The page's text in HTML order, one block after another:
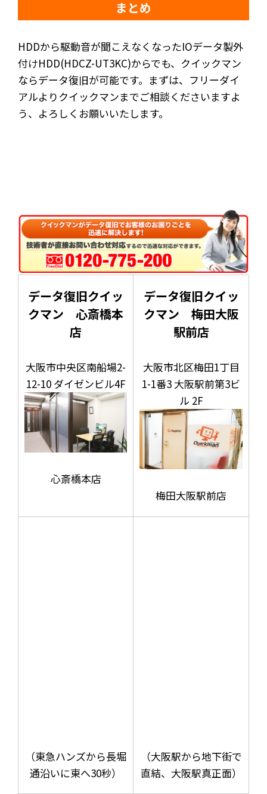
まとめ
HDDから駆動音が聞こえなくなったIOデータ製外
付けHDD(HDCZ-UT3KC)からでも、クイックマン
ならデータ復旧が可能です。まずは、フリーダイ
アルよりクイックマンまでご相談くださいますよ
う、よろしくお願いいたします。
データ復旧クイッ
クマン 心斎橋本
店
大阪市中央区南船場2-
12-10 ダイゼンビル4F
心斎橋本店
データ復旧クイッ
クマン 梅田大阪
駅前店
大阪市北区梅田1丁目
1-1番3 大阪駅前第3ビ
ル 2F
梅田大阪駅前店
（東急ハンズから長堀
通沿いに東へ30秒）
（大阪駅から地下街で
直結、大阪駅真正面）